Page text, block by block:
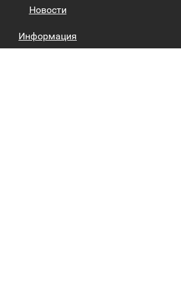
Новости
Информация